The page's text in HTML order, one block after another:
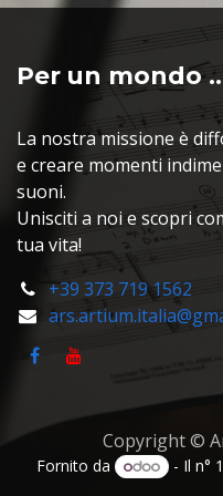
Per un mondo
La nostra missione è
e creare momenti
suoni.
Unisciti a noi e scopri
tua vita!
+39 373 7191562
Copyright ©
Fornito da - Il n°